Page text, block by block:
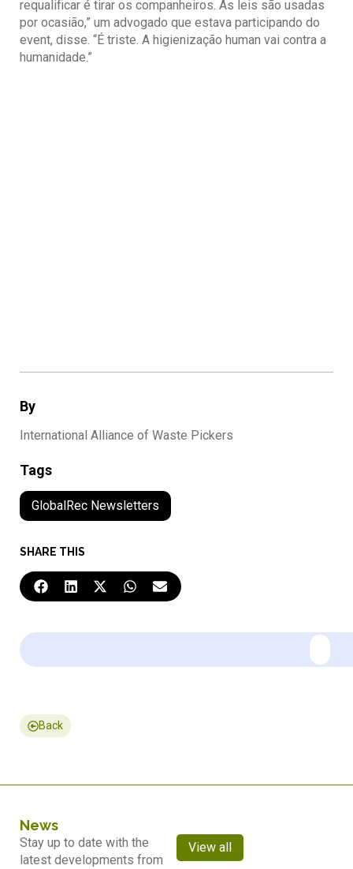
By
International Alliance of Waste Pickers
Tags
GlobalRec Newsletters
SHARE THIS
requalificar é tirar os companheiros. As leis são usadas
por ocasião,” um advogado que estava participando do
event, disse. “É triste. A higienização human vai contra a
humanidade.”
Back
News
Stay up to date with the
latest developments from
View all